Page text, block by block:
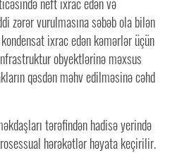
zərər vurulmasına səbəb ola bilən
ixrac edən kəmərlər üçün
obyektlərinə məxsus
qəsdən məhv edilməsinə cəhd
tərəfindən hadisə yerində
hərəkətlər həyata keçirilir.